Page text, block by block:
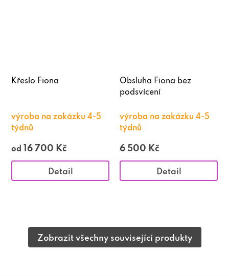
Křeslo Fiona
výroba na zakázku 4-5
týdnů
od 16 700 Kč
Detail
Obsluha Fiona bez
podsvícení
výroba na zakázku 4-5
týdnů
6 500 Kč
Detail
Zobrazit všechny související produkty